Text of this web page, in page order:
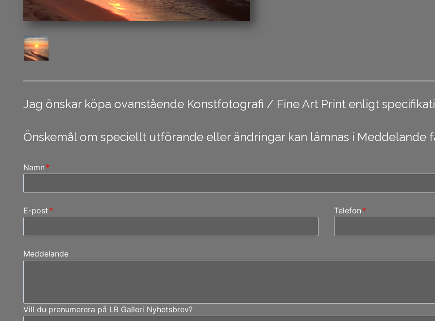
Jag önskar köpa ovanstående Konstfotografi / Fine Art Print enligt
Önskemål om speciellt utförande eller ändringar kan lämnas i Meddelande
Namn *
E-post * Telefon *
Meddelande
Vill du prenumerera på LB Galleri Nyhetsbrev?